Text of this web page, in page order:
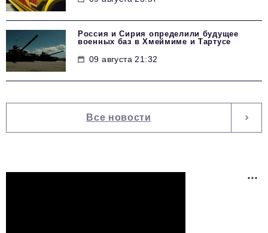
Россия и Сирия определили будущее
военных баз в Хмеймиме и Тартусе
09 августа 21:32
Все новости